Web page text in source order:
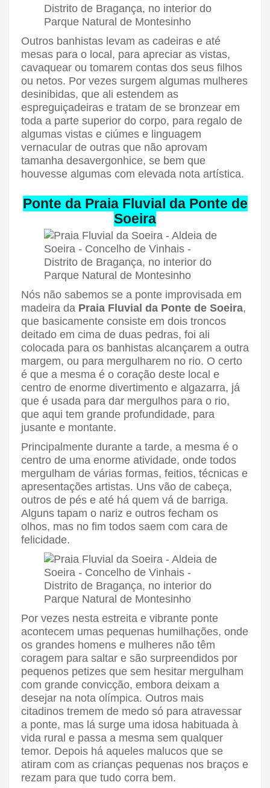
Outros banhistas levam as cadeiras e até
mesas para o local, para apreciar as vistas,
cavaquear ou tomarem contas dos seus filhos
ou netos. Por vezes surgem algumas mulheres
desinibidas, que ali estendem as
espreguiçadeiras e tratam de se bronzear em
toda a parte superior do corpo, para regalo de
algumas vistas e ciúmes e linguagem
vernacular de outras que não aprovam
tamanha desavergonhice, se bem que
houvesse algumas com elevada nota artística.
Ponte da Praia Fluvial da Ponte de
Soeira
Nós não sabemos se a ponte improvisada em
madeira da Praia Fluvial da Ponte de Soeira,
que basicamente consiste em dois troncos
deitado em cima de duas pedras, foi ali
colocada para os banhistas alcançarem a outra
margem, ou para mergulharem no rio. O certo
é que a mesma é o coração deste local e
centro de enorme divertimento e algazarra, já
que é usada para dar mergulhos para o rio,
que aqui tem grande profundidade, para
jusante e montante.
Principalmente durante a tarde, a mesma é o
centro de uma enorme atividade, onde todos
mergulham de várias formas, feitios, técnicas e
apresentações artistas. Uns vão de cabeça,
outros de pés e até há quem vá de barriga.
Alguns tapam o nariz e outros fecham os
olhos, mas no fim todos saem com cara de
felicidade.
Por vezes nesta estreita e vibrante ponte
acontecem umas pequenas humilhações, onde
os grandes homens e mulheres não têm
coragem para saltar e são surpreendidos por
pequenos petizes que sem hesitar mergulham
com grande convicção, embora deixam a
desejar na nota olímpica. Outros mais
citadinos tremem de medo só para atravessar
a ponte, mas lá surge uma idosa habituada à
vida rural e passa a mesma sem qualquer
temor. Depois há aqueles malucos que se
atiram com as crianças pequenas nos braços e
rezam para que tudo corra bem.